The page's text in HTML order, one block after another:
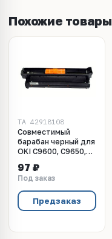
Похожие товары
TA_42918108
Совместимый
барабан черный для
OKI C9600, C9650,
(42918108)
97 ₽
Под заказ
Предзаказ